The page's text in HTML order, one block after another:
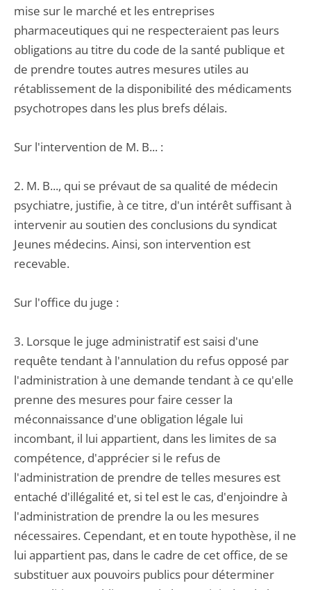
mise sur le marché et les entreprises
pharmaceutiques qui ne respecteraient pas leurs
obligations au titre du code de la santé publique et
de prendre toutes autres mesures utiles au
rétablissement de la disponibilité des médicaments
psychotropes dans les plus brefs délais.
Sur l'intervention de M. B... :
2. M. B..., qui se prévaut de sa qualité de médecin
psychiatre, justifie, à ce titre, d'un intérêt suffisant à
intervenir au soutien des conclusions du syndicat
Jeunes médecins. Ainsi, son intervention est
recevable.
Sur l'office du juge :
3. Lorsque le juge administratif est saisi d'une
requête tendant à l'annulation du refus opposé par
l'administration à une demande tendant à ce qu'elle
prenne des mesures pour faire cesser la
méconnaissance d'une obligation légale lui
incombant, il lui appartient, dans les limites de sa
compétence, d'apprécier si le refus de
l'administration de prendre de telles mesures est
entaché d'illégalité et, si tel est le cas, d'enjoindre à
l'administration de prendre la ou les mesures
nécessaires. Cependant, et en toute hypothèse, il ne
lui appartient pas, dans le cadre de cet office, de se
substituer aux pouvoirs publics pour déterminer